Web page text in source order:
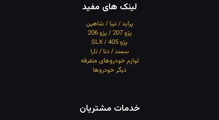
لینک های مفید
پراید / تیبا / شاهین
پژو 207 / پژو 206
پژو 405 / SLX
سمند / دنا / تارا
لوازم خودروهای متفرقه
دیگر خودروها
خدمات مشتریان